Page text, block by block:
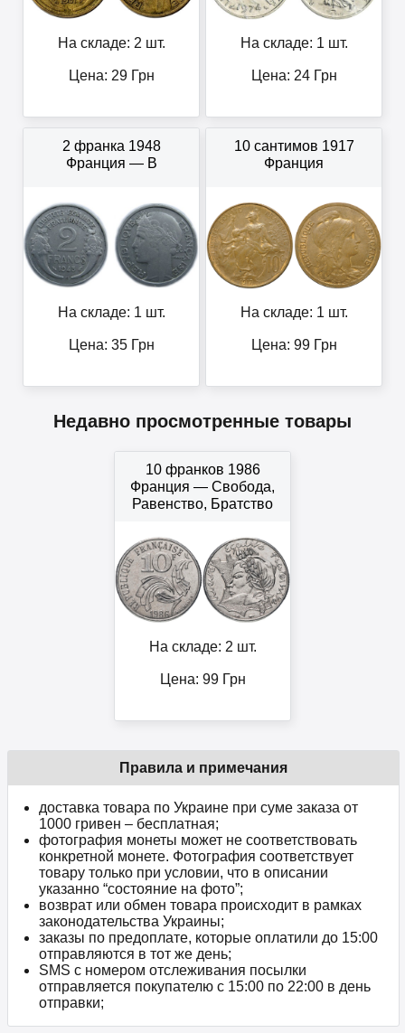
На складе: 2 шт.
Цена: 29Грн
На складе: 1 шт.
Цена: 24Грн
2 франка 1948
Франция — В
На складе: 1 шт.
Цена: 35Грн
10 сантимов 1917
Франция
На складе: 1 шт.
Цена: 99Грн
Недавно просмотренные товары
10 франков 1986
Франция — Свобода,
Равенство, Братство
На складе: 2 шт.
Цена: 99Грн
Правила и примечания
доставка товара по Украине при суме заказа от
1000 гривен – бесплатная;
фотография монеты может не соответствовать
конкретной монете. Фотография соответствует
товару только при условии, что в описании
указанно “состояние на фото”;
возврат или обмен товара происходит в рамках
законодательства Украины;
заказы по предоплате, которые оплатили до 15:00
отправляются в тот же день;
SMS с номером отслеживания посылки
отправляется покупателю с 15:00 по 22:00 в день
отправки;